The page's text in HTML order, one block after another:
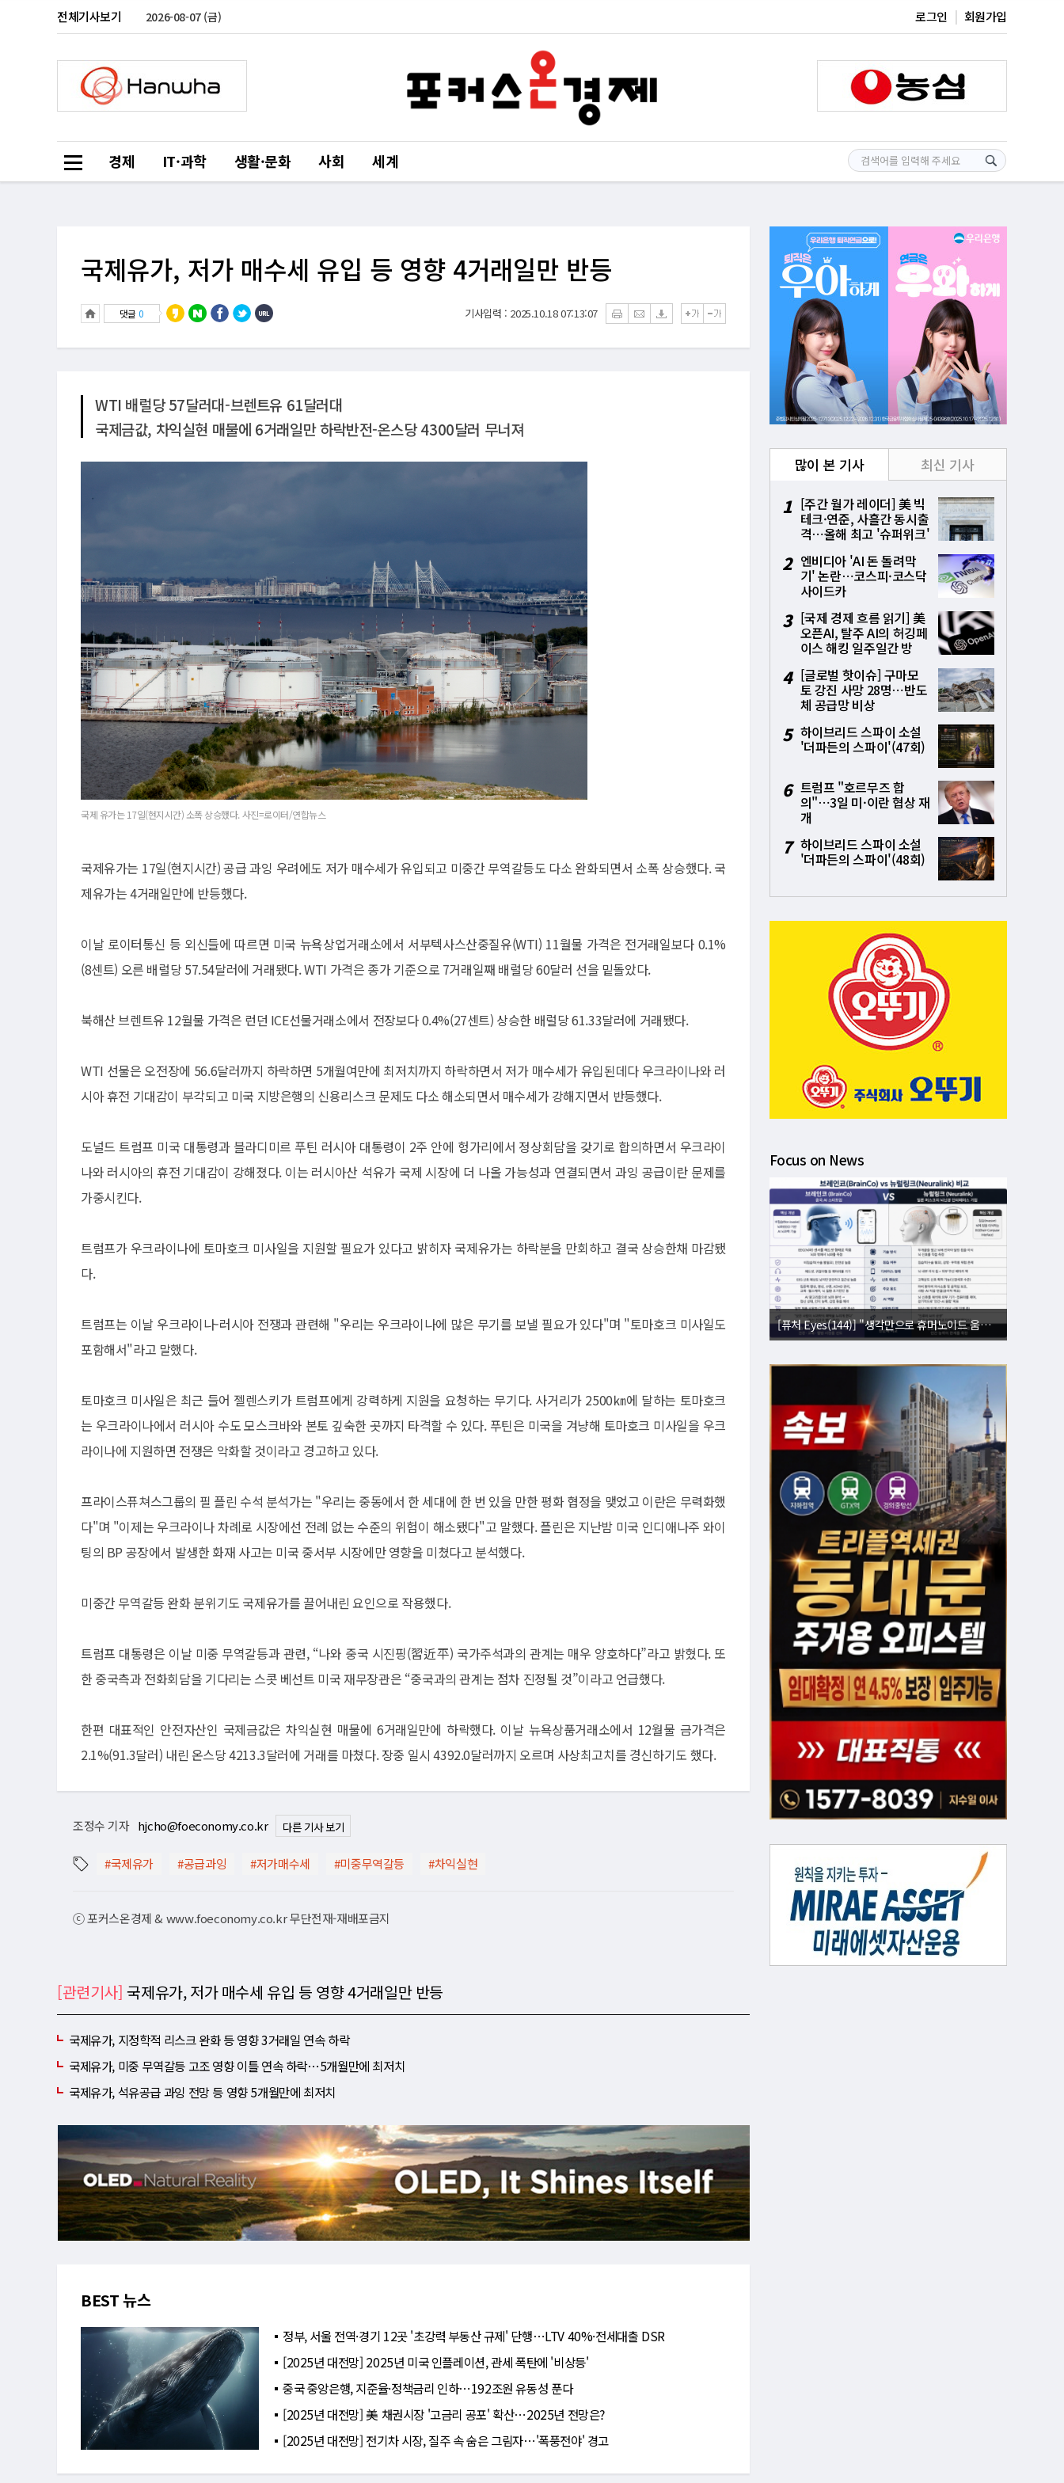
전체기사보기 2026-08-07 (금) 로그인 회원가입
경제 IT·과학 생활·문화 사회 세계
국제유가, 저가 매수세 유입 등 영향 4거래일만 반등
댓글 0 기사입력 : 2025.10.18 07:13:07
WTI 배럴당 57달러대-브렌트유 61달러대
국제금값, 차익실현 매물에 6거래일만 하락반전-온스당 4300달러 무너져
국제 유가는 17일(현지시간) 소폭 상승했다. 사진=로이터/연합뉴스
국제유가는 17일(현지시간) 공급 과잉 우려에도 저가 매수세가 유입되고 미중간 무역갈등도 다소 완화되면서 소폭 상승했다. 국
제유가는 4거래일만에 반등했다.
이날 로이터통신 등 외신들에 따르면 미국 뉴욕상업거래소에서 서부텍사스산중질유(WTI) 11월물 가격은 전거래일보다 0.1%
(8센트) 오른 배럴당 57.54달러에 거래됐다. WTI 가격은 종가 기준으로 7거래일째 배럴당 60달러 선을 밑돌았다.
북해산 브렌트유 12월물 가격은 런던 ICE선물거래소에서 전장보다 0.4%(27센트) 상승한 배럴당 61.33달러에 거래됐다.
WTI 선물은 오전장에 56.6달러까지 하락하면 5개월여만에 최저치까지 하락하면서 저가 매수세가 유입된데다 우크라이나와 러
시아 휴전 기대감이 부각되고 미국 지방은행의 신용리스크 문제도 다소 해소되면서 매수세가 강해지면서 반등했다.
도널드 트럼프 미국 대통령과 블라디미르 푸틴 러시아 대통령이 2주 안에 헝가리에서 정상회담을 갖기로 합의하면서 우크라이
나와 러시아의 휴전 기대감이 강해졌다. 이는 러시아산 석유가 국제 시장에 더 나올 가능성과 연결되면서 과잉 공급이란 문제를
가중시킨다.
트럼프가 우크라이나에 토마호크 미사일을 지원할 필요가 있다고 밝히자 국제유가는 하락분을 만회하고 결국 상승한채 마감됐
다.
트럼프는 이날 우크라이나-러시아 전쟁과 관련해 "우리는 우크라이나에 많은 무기를 보낼 필요가 있다"며 "토마호크 미사일도
포함해서"라고 말했다.
토마호크 미사일은 최근 들어 젤렌스키가 트럼프에게 강력하게 지원을 요청하는 무기다. 사거리가 2500㎞에 달하는 토마호크
는 우크라이나에서 러시아 수도 모스크바와 본토 깊숙한 곳까지 타격할 수 있다. 푸틴은 미국을 겨냥해 토마호크 미사일을 우크
라이나에 지원하면 전쟁은 악화할 것이라고 경고하고 있다.
프라이스퓨쳐스그룹의 필 플린 수석 분석가는 "우리는 중동에서 한 세대에 한 번 있을 만한 평화 협정을 맺었고 이란은 무력화했
다"며 "이제는 우크라이나 차례로 시장에선 전례 없는 수준의 위험이 해소됐다"고 말했다. 플린은 지난밤 미국 인디애나주 와이
팅의 BP 공장에서 발생한 화재 사고는 미국 중서부 시장에만 영향을 미쳤다고 분석했다.
미중간 무역갈등 완화 분위기도 국제유가를 끌어내린 요인으로 작용했다.
트럼프 대통령은 이날 미중 무역갈등과 관련, “나와 중국 시진핑(習近平) 국가주석과의 관계는 매우 양호하다”라고 밝혔다. 또
한 중국측과 전화회담을 기다리는 스콧 베선트 미국 재무장관은 “중국과의 관계는 점차 진정될 것”이라고 언급했다.
한편 대표적인 안전자산인 국제금값은 차익실현 매물에 6거래일만에 하락했다. 이날 뉴욕상품거래소에서 12월물 금가격은
2.1%(91.3달러) 내린 온스당 4213.3달러에 거래를 마쳤다. 장중 일시 4392.0달러까지 오르며 사상최고치를 경신하기도 했다.
조정수 기자 hjcho@foeconomy.co.kr 다른 기사 보기
#국제유가 #공급과잉 #저가매수세 #미중무역갈등 #차익실현
ⓒ 포커스온경제 & www.foeconomy.co.kr 무단전재-재배포금지
[관련기사]국제유가, 저가 매수세 유입 등 영향 4거래일만 반등
국제유가, 지정학적 리스크 완화 등 영향 3거래일 연속 하락
국제유가, 미중 무역갈등 고조 영향 이틀 연속 하락⋯5개월만에 최저치
국제유가, 석유공급 과잉 전망 등 영향 5개월만에 최저치
BEST 뉴스
정부, 서울 전역·경기 12곳 '초강력 부동산 규제' 단행⋯LTV 40%·전세대출 DSR
[2025년 대전망] 2025년 미국 인플레이션, 관세 폭탄에 '비상등'
중국 중앙은행, 지준율·정책금리 인하⋯192조원 유동성 푼다
[2025년 대전망] 美 채권시장 '고금리 공포' 확산⋯2025년 전망은?
[2025년 대전망] 전기차 시장, 질주 속 숨은 그림자⋯'폭풍전야' 경고
많이 본 기사 최신 기사
1 [주간 월가 레이더] 美 빅
테크·연준, 사흘간 동시출
격⋯올해 최고 '슈퍼위크'
2 엔비디아 'AI 돈 돌려막
기' 논란⋯코스피·코스닥
사이드카
3 [국제 경제 흐름 읽기] 美
오픈AI, 탈주 AI의 허깅페
이스 해킹 일주일간 방
4 [글로벌 핫이슈] 구마모
토 강진 사망 28명⋯반도
체 공급망 비상
5 하이브리드 스파이 소설
'더파든의 스파이'(47회)
6 트럼프 "호르무즈 합
의"⋯3일 미·이란 협상 재
개
7 하이브리드 스파이 소설
'더파든의 스파이'(48회)
Focus on News
[퓨처 Eyes(144)] "생각만으로 휴머노이드 움직인다"⋯뇌 내적 설계도 복제